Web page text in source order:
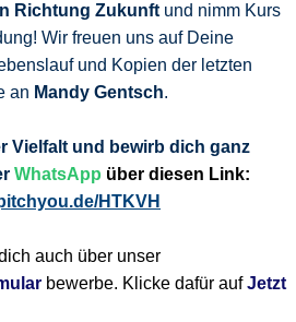
Richtung Zukunft und nimm Kurs
Wir freuen uns auf Deine
und Kopien der letzten
an Mandy Gentsch.
Vielfalt und bewirb dich ganz
WhatsApp über diesen Link:
HTKVH
auch über unser
bewerbe. Klicke dafür aufJetzt